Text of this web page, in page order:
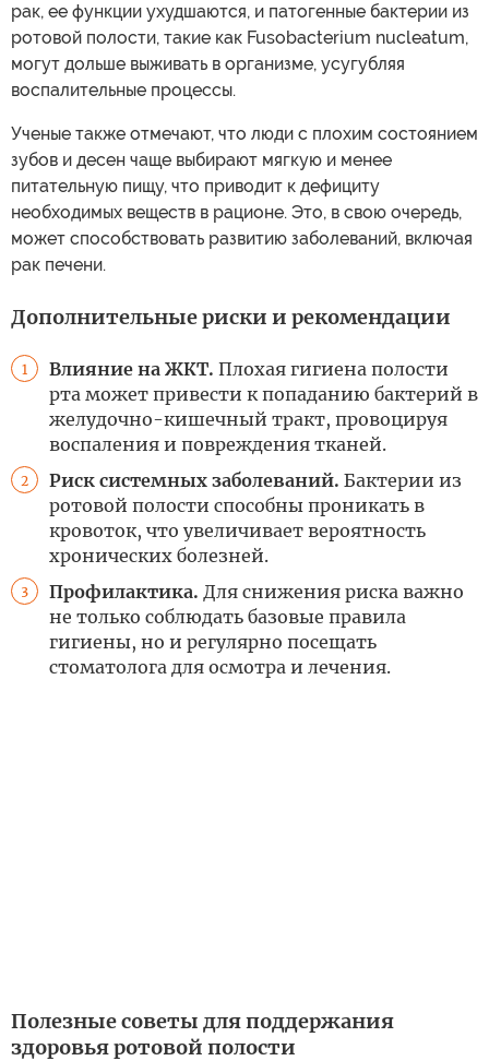
рак, ее функции ухудшаются, и патогенные бактерии из
ротовой полости, такие как Fusobacterium nucleatum,
могут дольше выживать в организме, усугубляя
воспалительные процессы.
Ученые также отмечают, что люди с плохим состоянием
зубов и десен чаще выбирают мягкую и менее
питательную пищу, что приводит к дефициту
необходимых веществ в рационе. Это, в свою очередь,
может способствовать развитию заболеваний, включая
рак печени.
Дополнительные риски и рекомендации
1 Влияние на ЖКТ. Плохая гигиена полости
рта может привести к попаданию бактерий в
желудочно-кишечный тракт, провоцируя
воспаления и повреждения тканей.
2 Риск системных заболеваний. Бактерии из
ротовой полости способны проникать в
кровоток, что увеличивает вероятность
хронических болезней.
3 Профилактика. Для снижения риска важно
не только соблюдать базовые правила
гигиены, но и регулярно посещать
стоматолога для осмотра и лечения.
Полезные советы для поддержания
здоровья ротовой полости